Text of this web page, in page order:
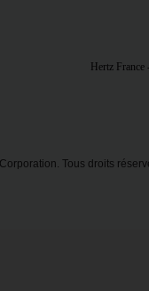
Hertz
Tous droits